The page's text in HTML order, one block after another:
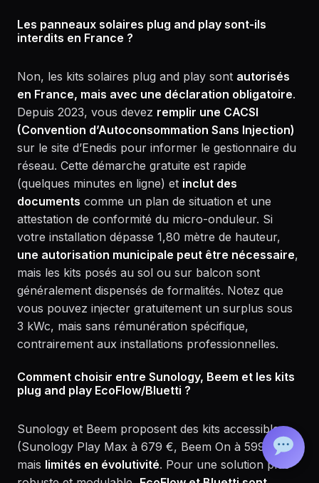
Les panneaux solaires plug and play sont-ils
interdits en France ?
Non, les kits solaires plug and play sont autorisés
en France, mais avec une déclaration obligatoire.
Depuis 2023, vous devez remplir une CACSI
(Convention d’Autoconsommation Sans Injection)
sur le site d’Enedis pour informer le gestionnaire du
réseau. Cette démarche gratuite est rapide
(quelques minutes en ligne) et inclut des
documents comme un plan de situation et une
attestation de conformité du micro-onduleur. Si
votre installation dépasse 1,80 mètre de hauteur,
une autorisation municipale peut être nécessaire,
mais les kits posés au sol ou sur balcon sont
généralement dispensés de formalités. Notez que
vous pouvez injecter gratuitement un surplus sous
3 kWc, mais sans rémunération spécifique,
contrairement aux installations professionnelles.
Comment choisir entre Sunology, Beem et les kits
plug and play EcoFlow/Bluetti ?
Sunology et Beem proposent des kits accessibles
(Sunology Play Max à 679 €, Beem On à 599 €),
mais limités en évolutivité. Pour une solution plus